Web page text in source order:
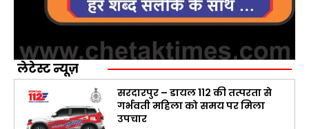
लेटेस्ट न्यूज़
सरदारपुर – डायल 112 की तत्परता से
गर्भवती महिला को समय पर मिला
उपचार